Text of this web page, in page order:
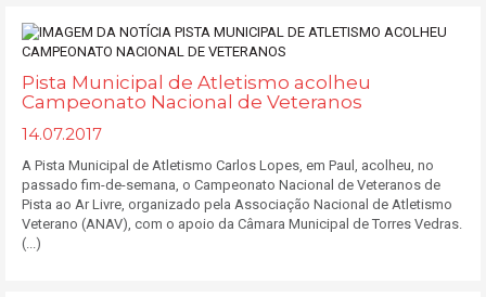
Pista Municipal de Atletismo acolheu
Campeonato Nacional de Veteranos
14.07.2017
A Pista Municipal de Atletismo Carlos Lopes, em Paul, acolheu, no
passado fim-de-semana, o Campeonato Nacional de Veteranos de
Pista ao Ar Livre, organizado pela Associação Nacional de Atletismo
Veterano (ANAV), com o apoio da Câmara Municipal de Torres Vedras.
(...)